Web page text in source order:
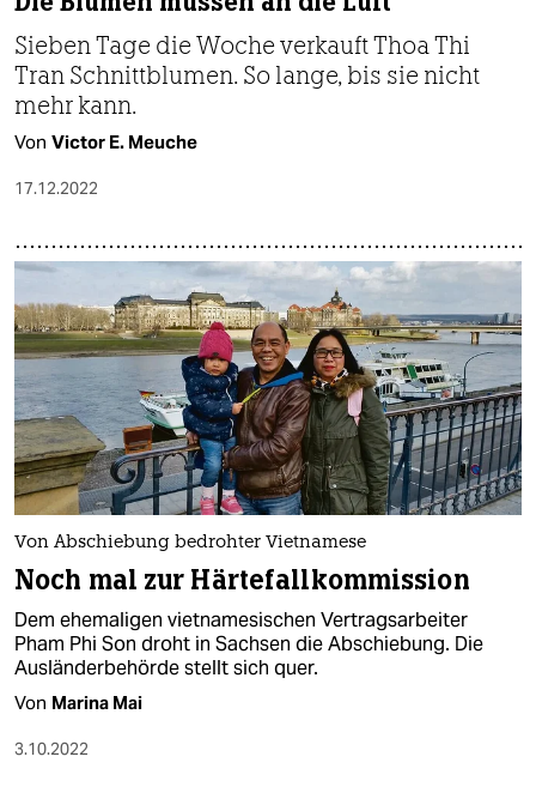
Sieben Tage die Woche verkauft Thoa Thi
Tran Schnittblumen. So lange, bis sie nicht
mehr kann.
Von Victor E. Meuche
17.12.2022
Von Abschiebung bedrohter Vietnamese
Noch mal zur Härtefallkommission
Dem ehemaligen vietnamesischen Vertragsarbeiter
Pham Phi Son droht in Sachsen die Abschiebung. Die
Ausländerbehörde stellt sich quer.
Von Marina Mai
3.10.2022